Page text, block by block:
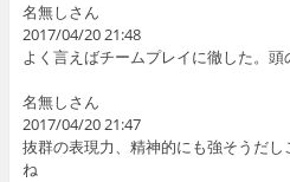
名無しさん
2017/04/20 21:48
よく言えばチームプレイに徹した。頭
名無しさん
2017/04/20 21:47
抜群の表現力、精神的にも強そうだ
ね